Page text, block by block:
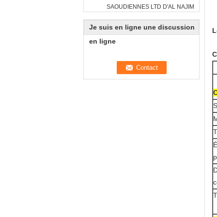
SAOUDIENNES LTD D'AL NAJIM
Je suis en ligne une discussion
en ligne